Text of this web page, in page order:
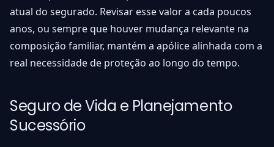
atual do segurado. Revisar esse valor a cada poucos
anos, ou sempre que houver mudança relevante na
composição familiar, mantém a apólice alinhada com a
real necessidade de proteção ao longo do tempo.
Seguro de Vida e Planejamento
Sucessório